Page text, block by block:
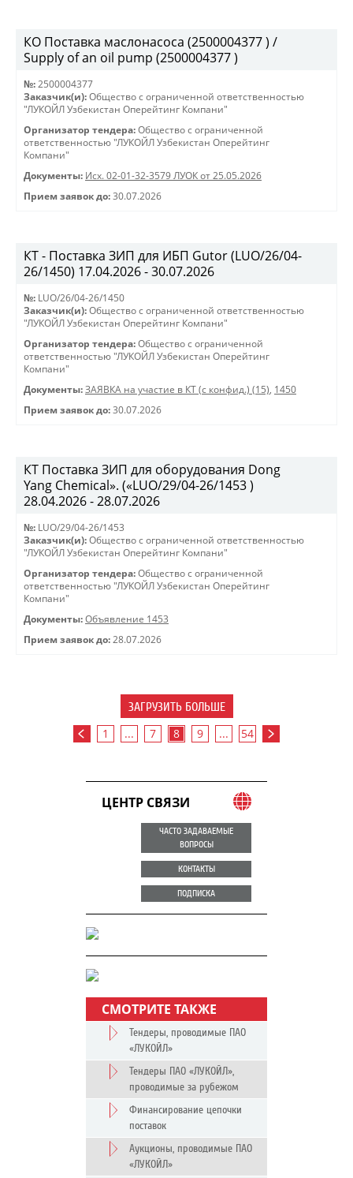
КО Поставка маслонасоса (2500004377 ) /
Supply of an oil pump (2500004377 )
№: 2500004377
Заказчик(и): Общество с ограниченной ответственностью
"ЛУКОЙЛ Узбекистан Оперейтинг Компани"
Организатор тендера: Общество с ограниченной
ответственностью "ЛУКОЙЛ Узбекистан Оперейтинг
Компани"
Документы: Исх. 02-01-32-3579 ЛУОК от 25.05.2026
Прием заявок до: 30.07.2026
КТ - Поставка ЗИП для ИБП Gutor (LUO/26/04-
26/1450) 17.04.2026 - 30.07.2026
№: LUO/26/04-26/1450
Заказчик(и): Общество с ограниченной ответственностью
"ЛУКОЙЛ Узбекистан Оперейтинг Компани"
Организатор тендера: Общество с ограниченной
ответственностью "ЛУКОЙЛ Узбекистан Оперейтинг
Компани"
Документы: ЗАЯВКА на участие в КТ (с конфид.) (15), 1450
Прием заявок до: 30.07.2026
КТ Поставка ЗИП для оборудования Dong
Yang Chemical». («LUO/29/04-26/1453 )
28.04.2026 - 28.07.2026
№: LUO/29/04-26/1453
Заказчик(и): Общество с ограниченной ответственностью
"ЛУКОЙЛ Узбекистан Оперейтинг Компани"
Организатор тендера: Общество с ограниченной
ответственностью "ЛУКОЙЛ Узбекистан Оперейтинг
Компани"
Документы: Объявление 1453
Прием заявок до: 28.07.2026
ЗАГРУЗИТЬ БОЛЬШЕ
1 ... 7 8 9 ... 54
ЦЕНТР СВЯЗИ
ЧАСТО ЗАДАВАЕМЫЕ
ВОПРОСЫ
КОНТАКТЫ
ПОДПИСКА
СМОТРИТЕ ТАКЖЕ
Тендеры, проводимые ПАО
«ЛУКОЙЛ»
Тендеры ПАО «ЛУКОЙЛ»,
проводимые за рубежом
Финансирование цепочки
поставок
Аукционы, проводимые ПАО
«ЛУКОЙЛ»